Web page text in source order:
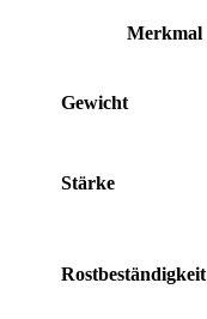
Merkmal
Gewicht
Stärke
Rostbeständigkeit